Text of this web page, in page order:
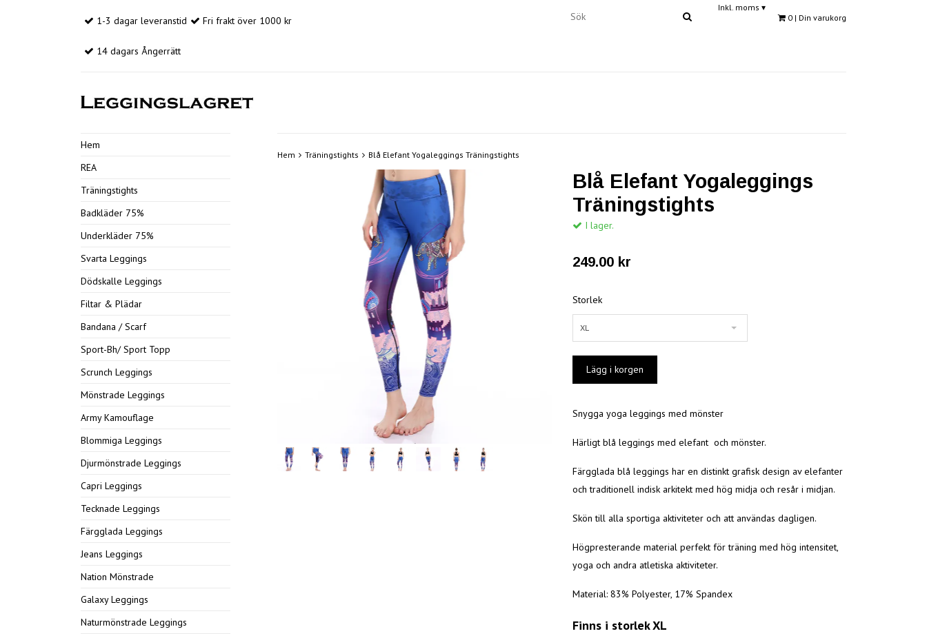
1-3 dagar leveranstid Fri frakt över 1000 kr
14 dagars Ångerrätt
Inkl. moms ▾
0 | Din varukorg
Hem
REA
Träningstights
Badkläder 75%
Underkläder 75%
Svarta Leggings
Dödskalle Leggings
Filtar & Plädar
Bandana / Scarf
Sport-Bh/ Sport Topp
Scrunch Leggings
Mönstrade Leggings
Army Kamouflage
Blommiga Leggings
Djurmönstrade Leggings
Capri Leggings
Tecknade Leggings
Färgglada Leggings
Jeans Leggings
Nation Mönstrade
Galaxy Leggings
Naturmönstrade Leggings
Hem Träningstights Blå Elefant Yogaleggings Träningstights
Blå Elefant Yogaleggings
Träningstights
I lager.
249.00 kr
Storlek
XL
Snygga yoga leggings med mönster
Härligt blå leggings med elefant och mönster.
Färgglada blå leggings har en distinkt grafisk design av elefanter
och traditionell indisk arkitekt med hög midja och resår i midjan.
Skön till alla sportiga aktiviteter och att användas dagligen.
Högpresterande material perfekt för träning med hög intensitet,
yoga och andra atletiska aktiviteter.
Material: 83% Polyester, 17% Spandex
Finns i storlekXL